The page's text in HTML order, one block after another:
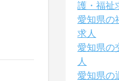
護・福祉
愛知県の
求人
愛知県の
人
愛知県の